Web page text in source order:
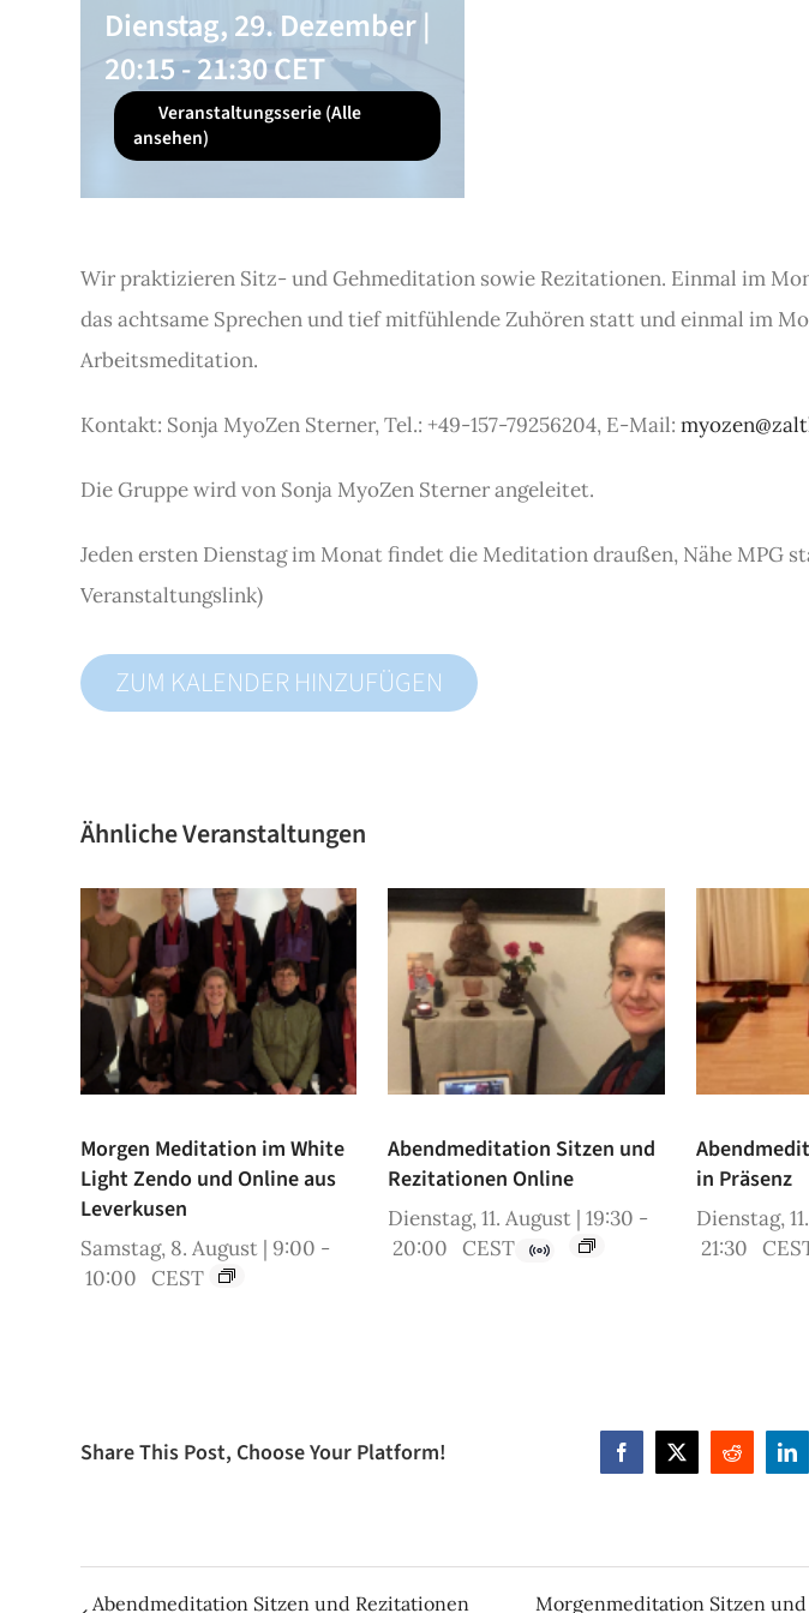
Dienstag, 29. Dezember |
20:15-21:30CET
Veranstaltungsserie(Alle
ansehen)
Wir praktizieren Sitz- und Gehmeditation sowie Rezitationen. Einmal im
das achtsame Sprechen und tief mitfühlende Zuhören statt und einmal im
Arbeitsmeditation.
Kontakt: Sonja MyoZen Sterner, Tel.: +49-157-79256204, E-Mail:
Die Gruppe wird von Sonja MyoZen Sterner angeleitet.
Jeden ersten Dienstag im Monat findet die Meditation draußen, Nähe MPG
Veranstaltungslink)
ZUM KALENDER HINZUFÜGEN
Ähnliche Veranstaltungen
Morgen Meditation im White
Light Zendo und Online aus
Leverkusen
Samstag, 8. August | 9:00 -
10:00 CEST
Abendmeditation Sitzen und
Rezitationen Online
Dienstag, 11. August | 19:30 -
20:00
CEST
in Präsenz
Dienstag,
21:30
Share This Post, Choose Your Platform! Facebook
X Reddit
Abendmeditation Sitzen und Rezitationen
Morgenmeditation Sitzen